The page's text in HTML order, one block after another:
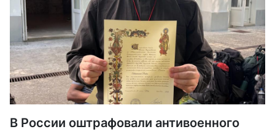
В России оштрафовали антивоенного